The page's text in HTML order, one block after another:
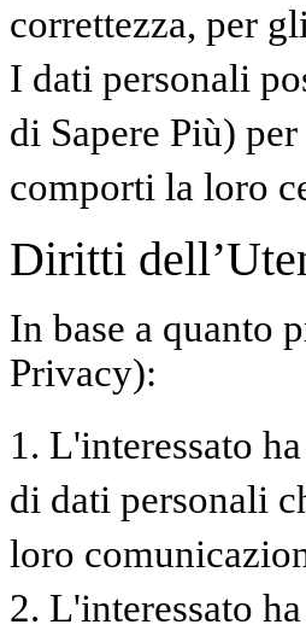
correttezza, per
I dati personali
di Sapere Più)
comporti la loro
Diritti
In base a quanto
Privacy):
1. L'interessato
di dati personali
loro
2. L'interessato